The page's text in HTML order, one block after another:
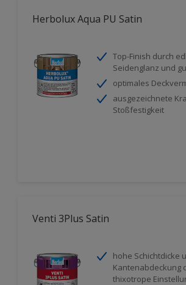
Herbolux Aqua PU Satin
Top-Finish durch
Seidenglanz und
optimales
ausgezeichnete
Stoßfestigkeit
Venti 3Plus Satin
hohe Schichtdicke
Kantenabdeckung
thixotrope